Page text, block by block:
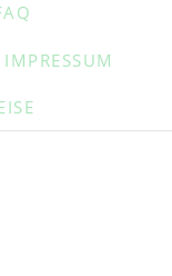
IMPRESSUM